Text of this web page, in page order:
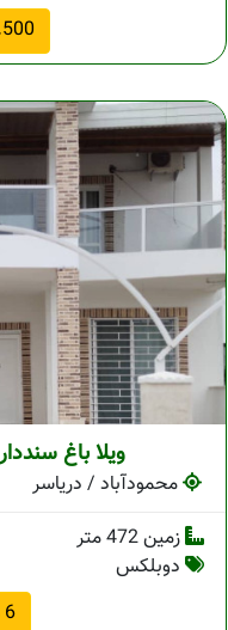
9.500
ویلا باغ
محمودآباد / دریاسر
زمین 472 متر
دوبلکس
6 میلیارد